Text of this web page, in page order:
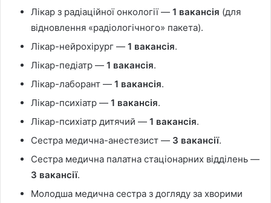
Лікар з радіаційної онкології — 1 вакансія (для
відновлення «радіологічного» пакета).
Лікар-нейрохірург — 1 вакансія.
Лікар-педіатр — 1 вакансія.
Лікар-лаборант — 1 вакансія.
Лікар-психіатр — 1 вакансія.
Лікар-психіатр дитячий — 1 вакансія.
Сестра медична-анестезист — 3 вакансії.
Сестра медична палатна стаціонарних відділень —
3 вакансії.
Молодша медична сестра з догляду за хворими